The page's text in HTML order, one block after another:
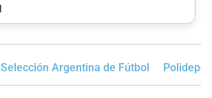
Selección Argentina de Fútbol